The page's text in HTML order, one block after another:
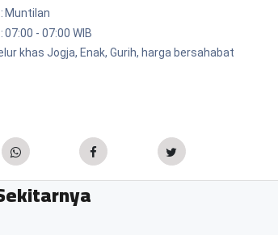
: Muntilan
:07:00 - 07:00 WIB
khas Jogja, Enak, Gurih, harga bersahabat